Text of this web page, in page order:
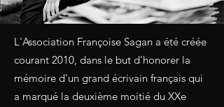
L'Association Françoise Sagan a été créée
courant 2010, dans le but d'honorer la
mémoire d'un grand écrivain français qui
a marqué la deuxième moitié du XXe